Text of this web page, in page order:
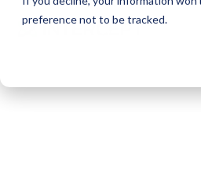
preference not to be tracked.